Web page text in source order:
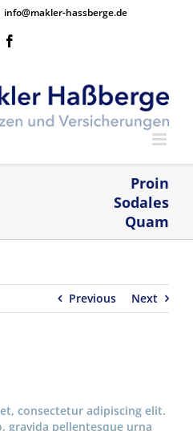
info@makler-hassberge.de
Proin
Sodales
Quam
Previous Next
consectetur adipiscing elit.
gravida pellentesque urna